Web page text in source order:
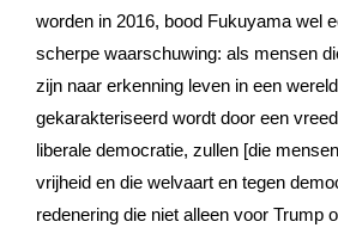
worden in 2016, bood Fukuyama wel
scherpe waarschuwing: als mensen
zijn naar erkenning leven in een wereld
gekarakteriseerd wordt door een
liberale democratie, zullen [die
vrijheid en die welvaart en tegen
redenering die niet alleen voor Trump